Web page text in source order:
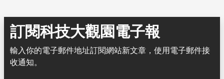
訂閱科技大觀園電子報
輸入你的電子郵件地址訂閱網站新文章，使用電子郵件接
收通知。